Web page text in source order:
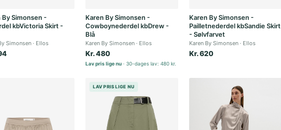
By Simonsen -
kbVictoria Skirt -
Simonsen Ellos
Karen By Simonsen -
Cowboynederdel kbDrew -
Blå
Karen By Simonsen Ellos
Kr. 480
Lav pris lige nu 30-dages lav: 480 kr.
Karen By Simonsen -
Pailletnederdel kbSandie Skirt
- Sølvfarvet
Karen By Simonsen Ellos
Kr. 620
LAV PRIS LIGE NU